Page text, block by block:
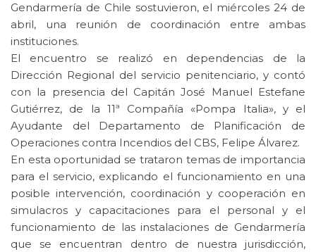
Gendarmería de Chile sostuvieron, el miércoles 24 de
abril, una reunión de coordinación entre ambas
instituciones.
El encuentro se realizó en dependencias de la
Dirección Regional del servicio penitenciario, y contó
con la presencia del Capitán José Manuel Estefane
Gutiérrez, de la 11ª Compañía «Pompa Italia», y el
Ayudante del Departamento de Planificación de
Operaciones contra Incendios del CBS, Felipe Álvarez.
En esta oportunidad se trataron temas de importancia
para el servicio, explicando el funcionamiento en una
posible intervención, coordinación y cooperación en
simulacros y capacitaciones para el personal y el
funcionamiento de las instalaciones de Gendarmería
que se encuentran dentro de nuestra jurisdicción,